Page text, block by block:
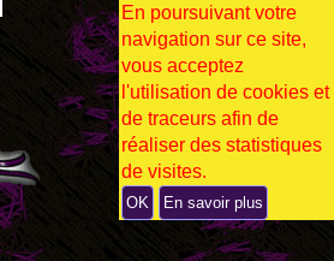
En poursuivant votre
navigation sur ce site,
vous acceptez
l'utilisation de cookies et
de traceurs afin de
réaliser des statistiques
de visites.
OK En savoir plus